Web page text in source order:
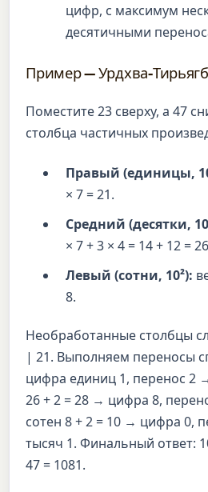
цифр, с максимум
десятичными
Пример — Урдхва-
Поместите 23 сверху, а 47
столбца частичных
Правый (единицы,
× 7 = 21.
Средний (десятки,
× 7 + 3 × 4 = 14 + 12 =
Левый (сотни, 10²):
8.
Необработанные столбцы
| 21. Выполняем переносы
цифра единиц 1, перенос 2
26 + 2 = 28 → цифра 8,
сотен 8 + 2 = 10 → цифра 0,
тысяч 1. Финальный ответ:
47 = 1081.